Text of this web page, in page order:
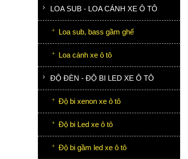
LOA SUB - LOA CÁNH XE Ô TÔ
Loa sub, bass gầm ghế
Loa cánh xe ô tô
ĐỘ ĐÈN - ĐỘ BI LED XE Ô TÔ
Độ bi xenon xe ô tô
Độ bi Led xe ô tô
Độ bi gầm led xe ô tô